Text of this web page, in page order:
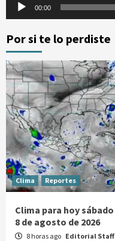
00:00
Por si te lo perdiste
Clima Reportes
Clima para hoy sábado
8 de agosto de 2026
8 horas ago Editorial Staff